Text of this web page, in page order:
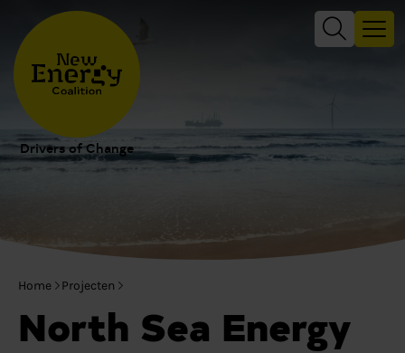
Drivers of Change
Home Projecten
North Sea Energy